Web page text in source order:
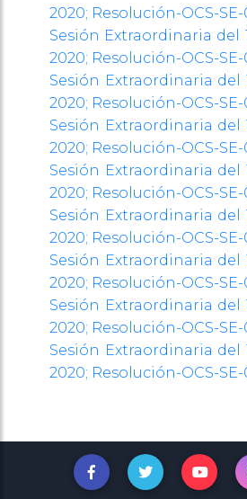
2020; Resolución-OCS-SE-
Sesión Extraordinaria del
2020; Resolución-OCS-SE-
Sesión Extraordinaria del
2020; Resolución-OCS-SE-
Sesión Extraordinaria del
2020; Resolución-OCS-SE-
Sesión Extraordinaria del
2020; Resolución-OCS-SE-
Sesión Extraordinaria del
2020; Resolución-OCS-SE-
Sesión Extraordinaria del
2020; Resolución-OCS-SE-
Sesión Extraordinaria del
2020; Resolución-OCS-SE-
Sesión Extraordinaria del
2020; Resolución-OCS-SE-